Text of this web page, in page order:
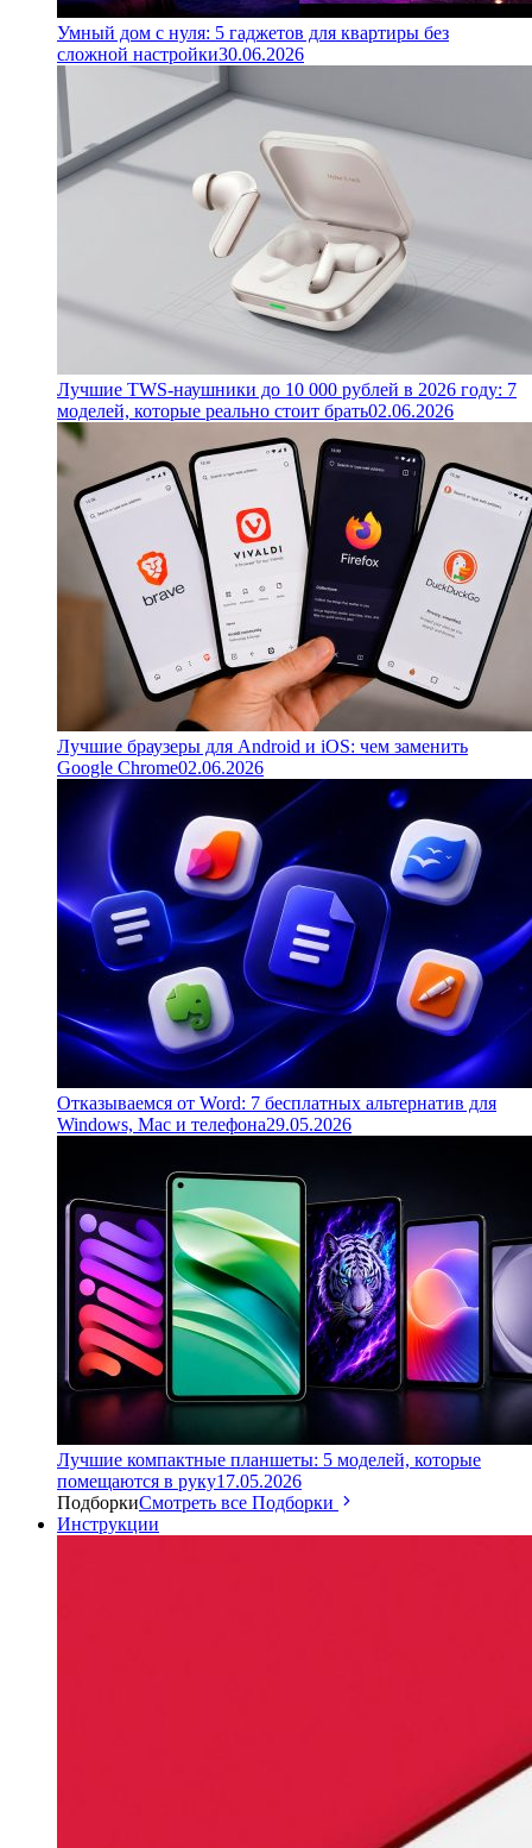
Умный дом с нуля: 5 гаджетов для квартиры без
сложной настройки30.06.2026
Лучшие TWS-наушники до 10 000 рублей в 2026 году: 7
моделей, которые реально стоит брать02.06.2026
Лучшие браузеры для Android и iOS: чем заменить
Google Chrome02.06.2026
Отказываемся от Word: 7 бесплатных альтернатив для
Windows, Mac и телефона29.05.2026
Лучшие компактные планшеты: 5 моделей, которые
помещаются в руку17.05.2026
ПодборкиСмотреть все Подборки
Инструкции